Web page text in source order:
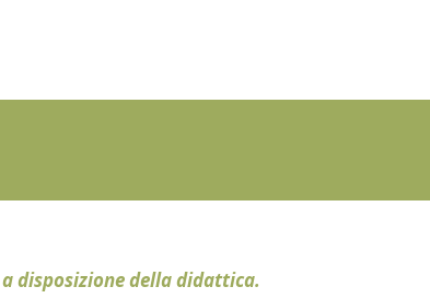
disposizione della didattica.